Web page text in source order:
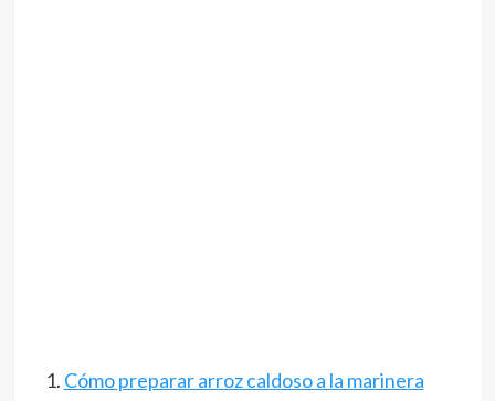
Cómo preparar arroz caldoso a la marinera